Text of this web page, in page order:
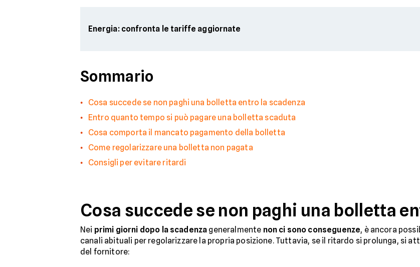
Energia: confronta le tariffe aggiornate
Sommario
Cosa succede se non paghi una bolletta entro la scadenza
Entro quanto tempo si può pagare una bolletta scaduta
Cosa comporta il mancato pagamento della bolletta
Come regolarizzare una bolletta non pagata
Consigli per evitare ritardi
Cosa succede se non paghi una bolletta
Nei primi giorni dopo la scadenza generalmente non ci sono conseguenze, è ancora
canali abituali per regolarizzare la propria posizione. Tuttavia, se il ritardo si prolunga, si
del fornitore: